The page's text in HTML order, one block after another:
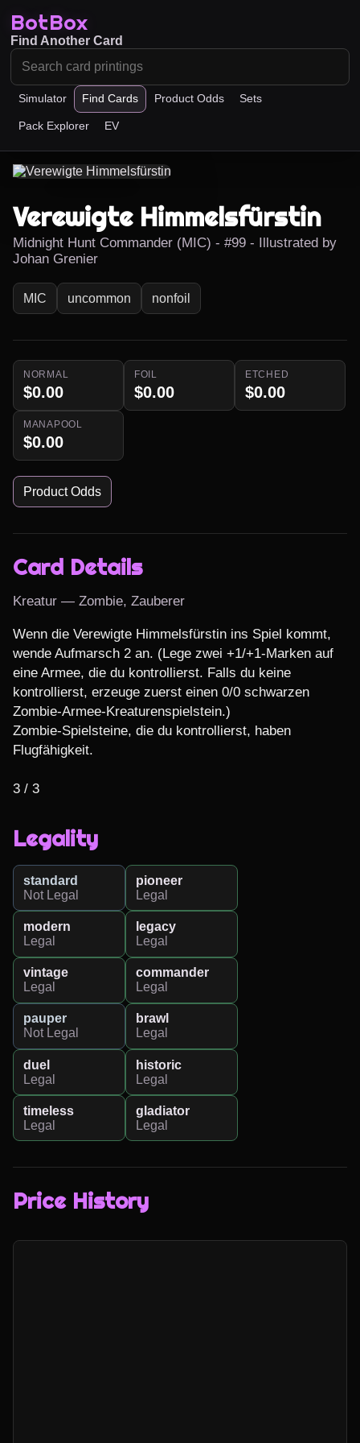
BotBox
Simulator Find Cards Product Odds Sets
Pack Explorer EV
Find Another Card
Verewigte Himmelsfürstin
Midnight Hunt Commander (MIC) - #99 - Illustrated by
Johan Grenier
MIC uncommon nonfoil
NORMAL
$0.00
FOIL
$0.00
ETCHED
$0.00
MANAPOOL
$0.00
Product Odds
Card Details
Kreatur — Zombie, Zauberer
Wenn die Verewigte Himmelsfürstin ins Spiel kommt,
wende Aufmarsch 2 an. (Lege zwei +1/+1-Marken auf
eine Armee, die du kontrollierst. Falls du keine
kontrollierst, erzeuge zuerst einen 0/0 schwarzen
Zombie-Armee-Kreaturenspielstein.)
Zombie-Spielsteine, die du kontrollierst, haben
Flugfähigkeit.
3 / 3
Legality
standard
Not Legal
pioneer
Legal
modern
Legal
legacy
Legal
vintage
Legal
commander
Legal
pauper
Not Legal
brawl
Legal
duel
Legal
historic
Legal
timeless
Legal
gladiator
Legal
Price History